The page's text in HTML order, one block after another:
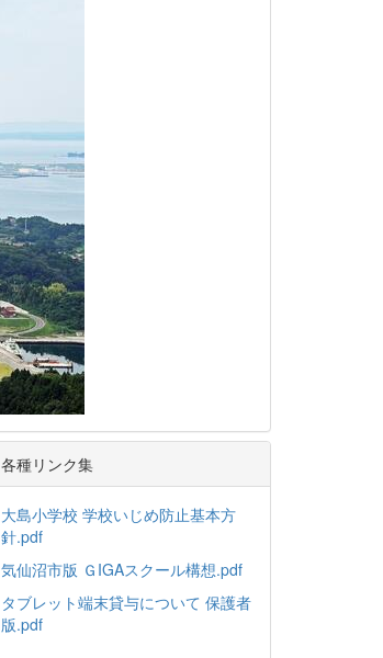
各種リンク集
大島小学校 学校いじめ防止基本方
針.pdf
気仙沼市版 ＧIGAスクール構想.pdf
タブレット端末貸与について 保護者
版.pdf